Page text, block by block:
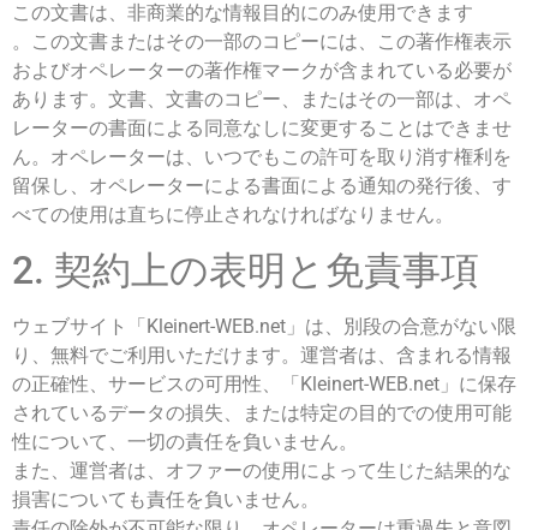
この文書は、非商業的な情報目的にのみ使用できます
。この文書またはその一部のコピーには、この著作権表示
およびオペレーターの著作権マークが含まれている必要が
あります。文書、文書のコピー、またはその一部は、オペ
レーターの書面による同意なしに変更することはできませ
ん。オペレーターは、いつでもこの許可を取り消す権利を
留保し、オペレーターによる書面による通知の発行後、す
べての使用は直ちに停止されなければなりません。
2. 契約上の表明と免責事項
ウェブサイト「Kleinert-WEB.net」は、別段の合意がない限
り、無料でご利用いただけます。運営者は、含まれる情報
の正確性、サービスの可用性、「Kleinert-WEB.net」に保存
されているデータの損失、または特定の目的での使用可能
性について、一切の責任を負いません。
また、運営者は、オファーの使用によって生じた結果的な
損害についても責任を負いません。